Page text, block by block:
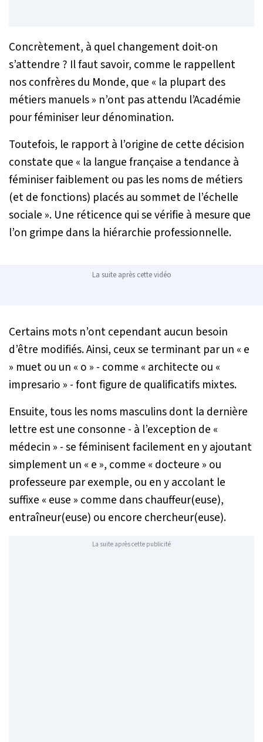
Concrètement, à quel changement doit-on
s’attendre ? Il faut savoir, comme le rappellent
nos confrères du Monde, que « la plupart des
métiers manuels » n’ont pas attendu l’Académie
pour féminiser leur dénomination.
Toutefois, le rapport à l’origine de cette décision
constate que « la langue française a tendance à
féminiser faiblement ou pas les noms de métiers
(et de fonctions) placés au sommet de l’échelle
sociale ». Une réticence qui se vérifie à mesure que
l’on grimpe dans la hiérarchie professionnelle.
La suite après cette vidéo
Certains mots n’ont cependant aucun besoin
d’être modifiés. Ainsi, ceux se terminant par un « e
» muet ou un « o » - comme « architecte ou «
impresario » - font figure de qualificatifs mixtes.
Ensuite, tous les noms masculins dont la dernière
lettre est une consonne - à l’exception de «
médecin » - se féminisent facilement en y ajoutant
simplement un « e », comme « docteure » ou
professeure par exemple, ou en y accolant le
suffixe « euse » comme dans chauffeur(euse),
entraîneur(euse) ou encore chercheur(euse).
La suite après cette publicité